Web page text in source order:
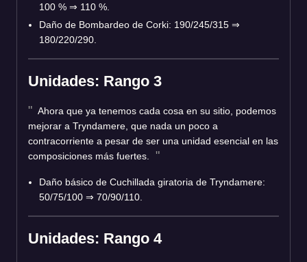
100 % ⇒ 110 %.
Daño de Bombardeo de Corki: 190/245/315 ⇒
180/220/290.
Unidades: Rango 3
Ahora que ya tenemos cada cosa en su sitio, podemos
mejorar a Tryndamere, que nada un poco a
contracorriente a pesar de ser una unidad esencial en las
composiciones más fuertes.
Daño básico de Cuchillada giratoria de Tryndamere:
50/75/100 ⇒ 70/90/110.
Unidades: Rango 4